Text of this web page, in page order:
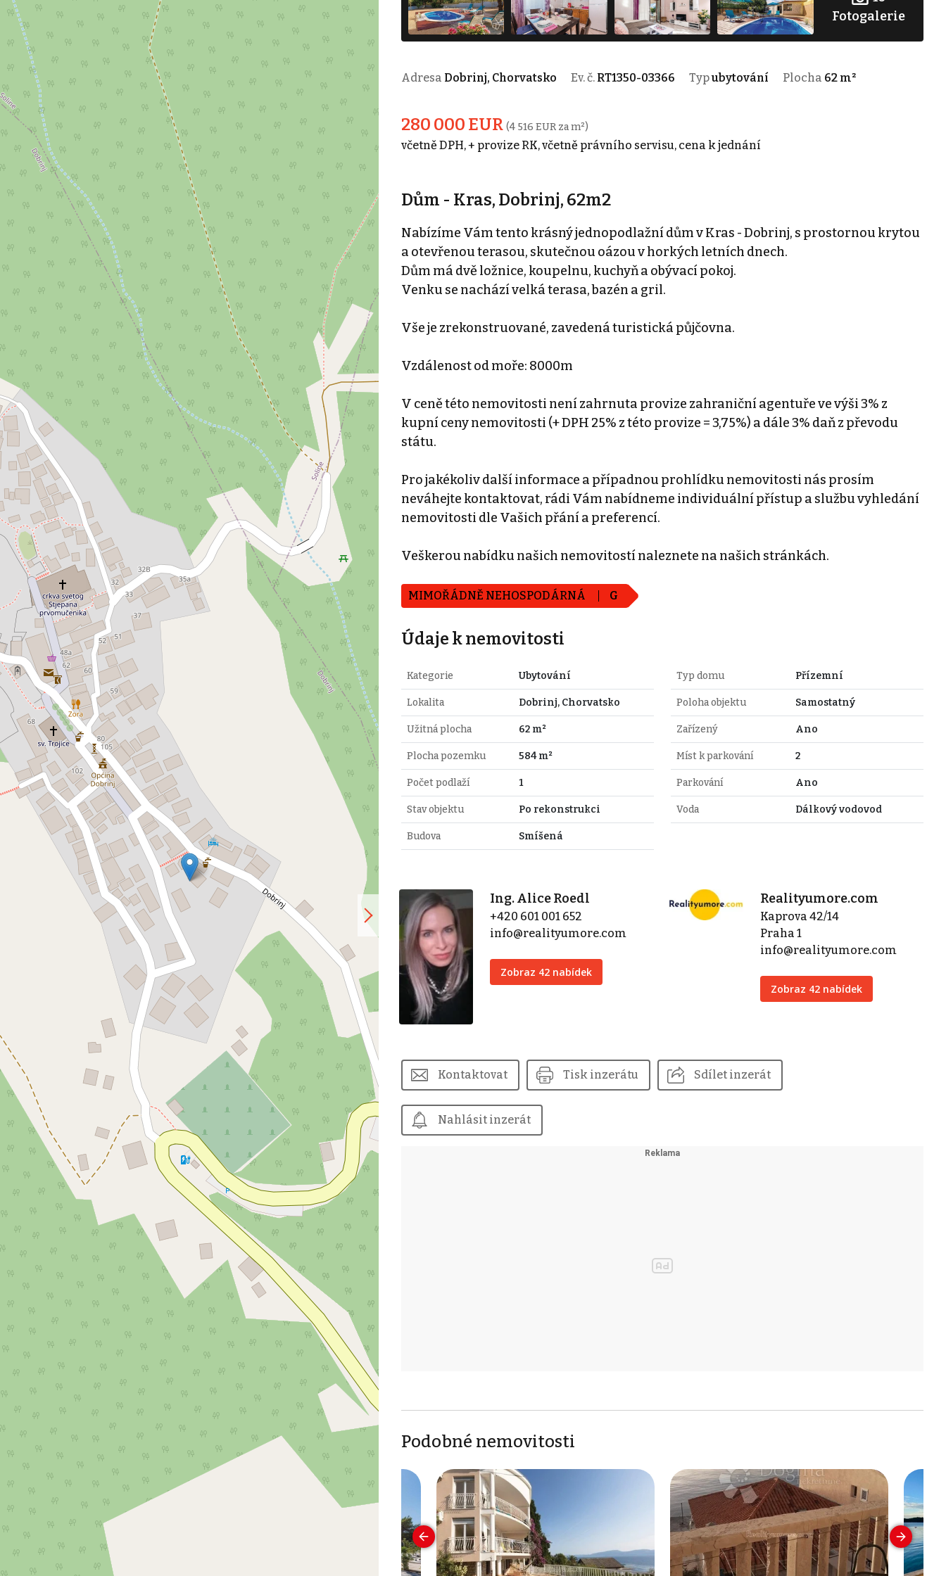
Fotogalerie
Adresa Dobrinj, Chorvatsko Ev. č. RT1350-03366 Typubytování Plocha 62 m²
280 000 EUR (4 516 EUR za m²)
včetně DPH, + provize RK, včetně právního servisu, cena k jednání
Dům - Kras, Dobrinj, 62m2
Nabízíme Vám tento krásný jednopodlažní dům v Kras - Dobrinj, s prostornou krytou
a otevřenou terasou, skutečnou oázou v horkých letních dnech.
Dům má dvě ložnice, koupelnu, kuchyň a obývací pokoj.
Venku se nachází velká terasa, bazén a gril.
Vše je zrekonstruované, zavedená turistická půjčovna.
Vzdálenost od moře: 8000m
V ceně této nemovitosti není zahrnuta provize zahraniční agentuře ve výši 3% z
kupní ceny nemovitosti (+ DPH 25% z této provize = 3,75%) a dále 3% daň z převodu
státu.
Pro jakékoliv další informace a případnou prohlídku nemovitosti nás prosím
neváhejte kontaktovat, rádi Vám nabídneme individuální přístup a službu vyhledání
nemovitosti dle Vašich přání a preferencí.
Veškerou nabídku našich nemovitostí naleznete na našich stránkách.
MIMOŘÁDNĚ NEHOSPODÁRNÁ G
Údaje k nemovitosti
Kategorie Ubytování
Lokalita Dobrinj, Chorvatsko
Užitná plocha 62 m²
Plocha pozemku 584 m²
Počet podlaží 1
Stav objektu Po rekonstrukci
Budova Smíšená
Typ domu Přízemní
Poloha objektu Samostatný
Zařízený Ano
Míst k parkování 2
Parkování Ano
Voda Dálkový vodovod
Ing. Alice Roedl
+420 601 001 652
info@realityumore.com
Zobraz 42 nabídek
Realityumore.com
Kaprova 42/14
Praha 1
info@realityumore.com
Zobraz 42 nabídek
Kontaktovat Tisk inzerátu Sdílet inzerát
Nahlásit inzerát
Podobné nemovitosti